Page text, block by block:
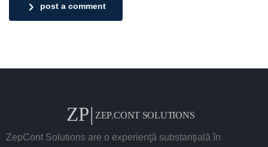
post a comment
ZepCont Solutions are o experienţă substanţială în